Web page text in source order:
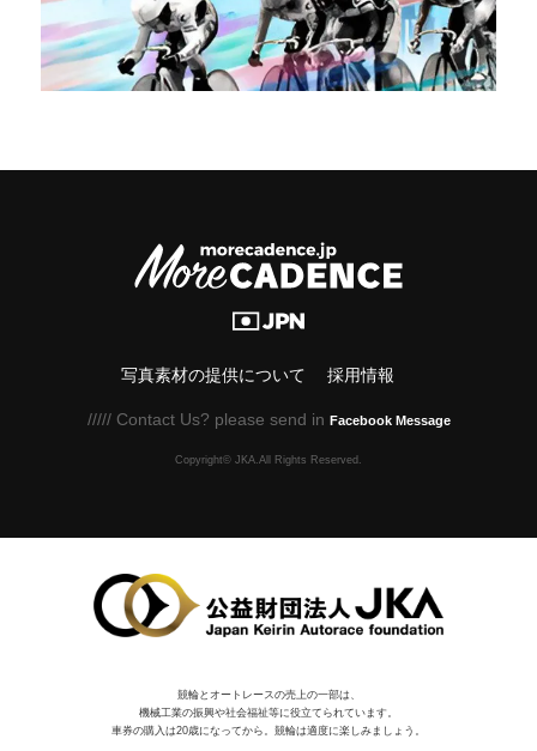
写真素材の提供について 採用情報
///// Contact Us? please send in Facebook Message
Copyright© JKA.All Rights Reserved.
競輪とオートレースの売上の一部は、
機械⼯業の振興や社会福祉等に役⽴てられています。
車券の購入は20歳になってから。競輪は適度に楽しみましょう。